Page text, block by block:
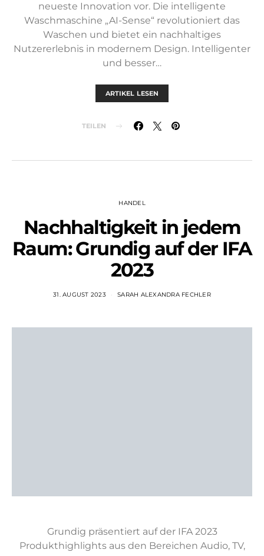
neueste Innovation vor. Die intelligente
Waschmaschine „AI-Sense“ revolutioniert das
Waschen und bietet ein nachhaltiges
Nutzererlebnis in modernem Design. Intelligenter
und besser…
ARTIKEL LESEN
TEILEN
HANDEL
Nachhaltigkeit in jedem
Raum: Grundig auf der IFA
2023
31. AUGUST 2023 SARAH ALEXANDRA FECHLER
Grundig präsentiert auf der IFA 2023
Produkthighlights aus den Bereichen Audio, TV,